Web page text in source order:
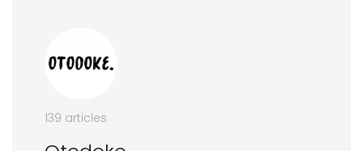
139 articles